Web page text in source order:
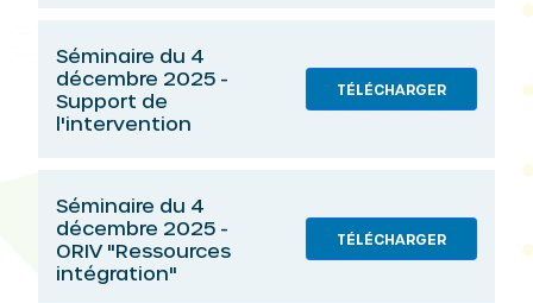
Séminaire du 4
décembre 2025 -
Support de
l'intervention
TÉLÉCHARGER
Séminaire du 4
décembre 2025 -
ORIV "Ressources
intégration"
TÉLÉCHARGER